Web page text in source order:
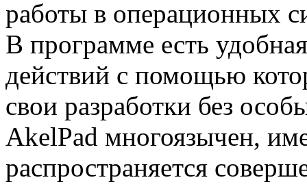
работы в операционных
В программе есть
действий с помощью
свои разработки без
AkelPad многоязычен,
распространяется